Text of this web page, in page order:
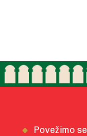
Povežimo se